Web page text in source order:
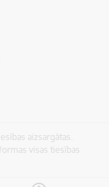
aizsargātas.
visas tiesības